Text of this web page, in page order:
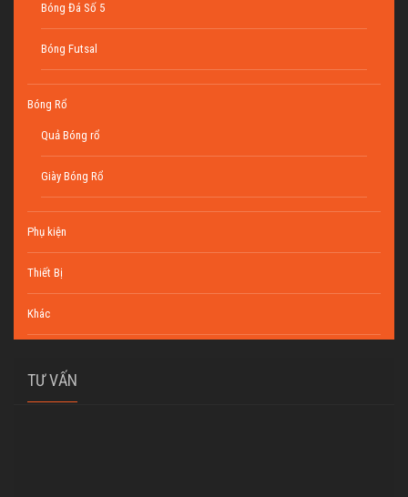
Bóng Đá Số 5
Bóng Futsal
Bóng Rổ
Quả Bóng rổ
Giày Bóng Rổ
Phụ kiện
Thiết Bị
Khác
TƯ VẤN